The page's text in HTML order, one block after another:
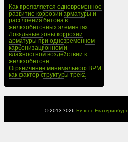
Как проявляется одновременное
развитие коррозии арматуры и
расслоения бетона в
железобетонных элементах
Локальные зоны коррозии
арматуры при одновременном
карбонизационном и
влажностном воздействии в
железобетоне
Ограничение минимального BPM
как фактор структуры трека
© 2013-2026 Бизнес Екатеринбург